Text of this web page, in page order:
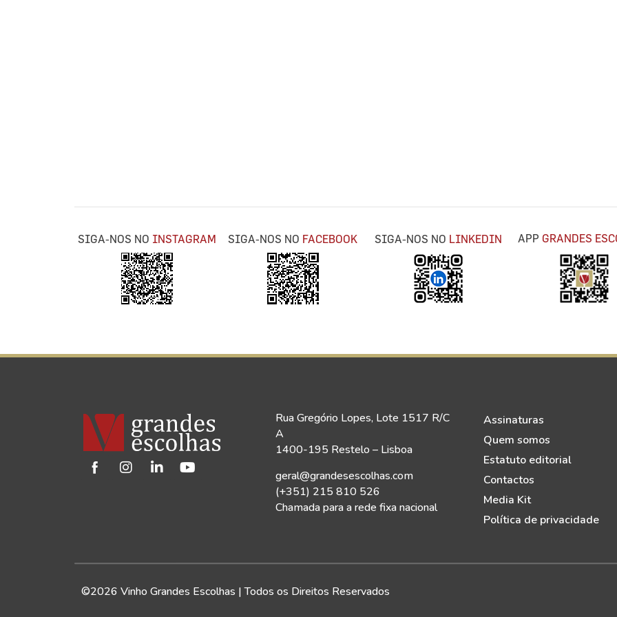
SIGA-NOS NO INSTAGRAM SIGA-NOS NO FACEBOOK SIGA-NOS NO LINKEDIN APP GRANDES
Rua Gregório Lopes, Lote 1517 R/C
A
1400-195 Restelo – Lisboa
geral@grandesescolhas.com
(+351) 215 810 526
Chamada para a rede fixa nacional
Assinaturas
Quem somos
Estatuto editorial
Contactos
Media Kit
Política de privacidade
©2026 Vinho Grandes Escolhas | Todos os Direitos Reservados